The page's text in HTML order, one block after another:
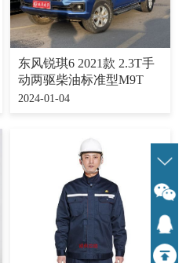
东风锐琪6 2021款 2.3T手
动两驱柴油标准型M9T
2024-01-04